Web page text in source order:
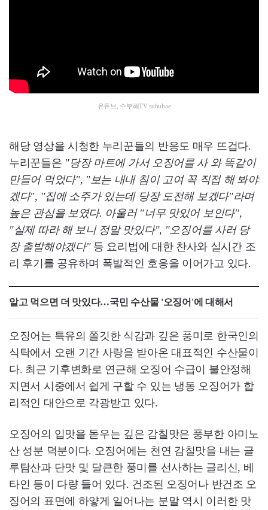
유튜브, 수부해TV subuhae
해당 영상을 시청한 누리꾼들의 반응도 매우 뜨겁다.
누리꾼들은 "당장 마트에 가서 오징어를 사 와 똑같이
만들어 먹었다", "보는 내내 침이 고여 꼭 직접 해 봐야
겠다", "집에 소주가 있는데 당장 도전해 보겠다"라며
높은 관심을 보였다. 아울러 "너무 맛있어 보인다",
"실제 따라 해 보니 정말 맛있다", "오징어를 사러 당
장 출발해야겠다" 등 요리법에 대한 찬사와 실시간 조
리 후기를 공유하며 폭발적인 호응을 이어가고 있다.
알고 먹으면 더 맛있다…국민 수산물 '오징어'에 대해서
오징어는 특유의 쫄깃한 식감과 깊은 풍미로 한국인의
식탁에서 오랜 기간 사랑을 받아온 대표적인 수산물이
다. 최근 기후변화로 연근해 오징어 수급이 불안정해
지면서 시중에서 쉽게 구할 수 있는 냉동 오징어가 합
리적인 대안으로 각광받고 있다.
오징어의 입맛을 돋우는 깊은 감칠맛은 풍부한 아미노
산 성분 덕분이다. 오징어에는 천연 감칠맛을 내는 글
루탐산과 단맛 및 달큰한 풍미를 선사하는 글리신, 베
타인 등이 다량 들어 있다. 건조된 오징어나 반건조 오
징어의 표면에 하얗게 일어나는 분말 역시 이러한 맛